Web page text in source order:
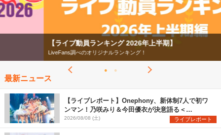
【ライブ動員ランキング 2026年上半期】
LiveFans調べのオリジナルランキング！
最新ニュース
【ライブレポート】Onephony、新体制7人で初ワ
ンマン！乃咲みり＆今田優衣が決意語る＜
Onephony新体制1st Oneman Live はじまりの夏
＞
2026/08/08 (土) ライブレポート